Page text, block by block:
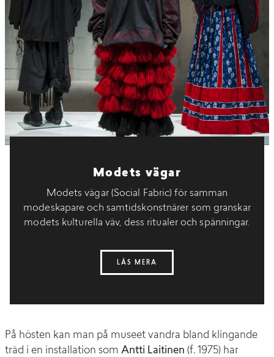
Modets vägar
Modets vägar (Social Fabric) för samman
modeskapare och samtidskonstnärer som granskar
modets kulturella väv, dess ritualer och spänningar.
LÄS MERA
På hösten kan man på museet vandra bland klingande
träd i en installation som Antti Laitinen (f. 1975) har